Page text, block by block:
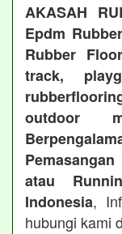
AKASAH
Epdm
Rubber
track,
outdoor
atau
Indonesia,
hubungi kami